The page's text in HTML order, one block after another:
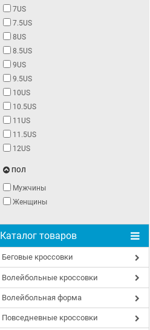
7US
7.5US
8US
8.5US
9US
9.5US
10US
10.5US
11US
11.5US
12US
ПОЛ
Мужчины
Женщины
Каталог товаров
Беговые кроссовки
Волейбольные кроссовки
Волейбольная форма
Повседневные кроссовки